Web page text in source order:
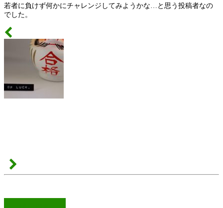
若者に負けず何かにチャレンジしてみようかな…と思う投稿者なの
でした。